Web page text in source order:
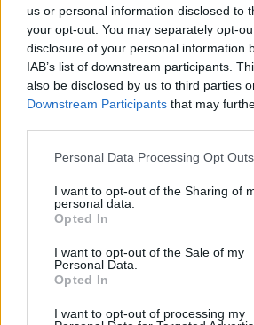
us or personal information disclosed to
your opt-out. You may separately opt-
disclosure of your personal information
IAB’s list of downstream participants.
also be disclosed by us to third parties
Downstream Participants that may
Personal Data Processing Opt Outs
I want to opt-out of the Sharing of
personal data.
Opted In
I want to opt-out of the Sale of my
Personal Data.
Opted In
I want to opt-out of processing my
LO MÁS LEÍDO
Fallece un bebé
golpe de calor en
HUMANOS?. Por
en Fuerteventura